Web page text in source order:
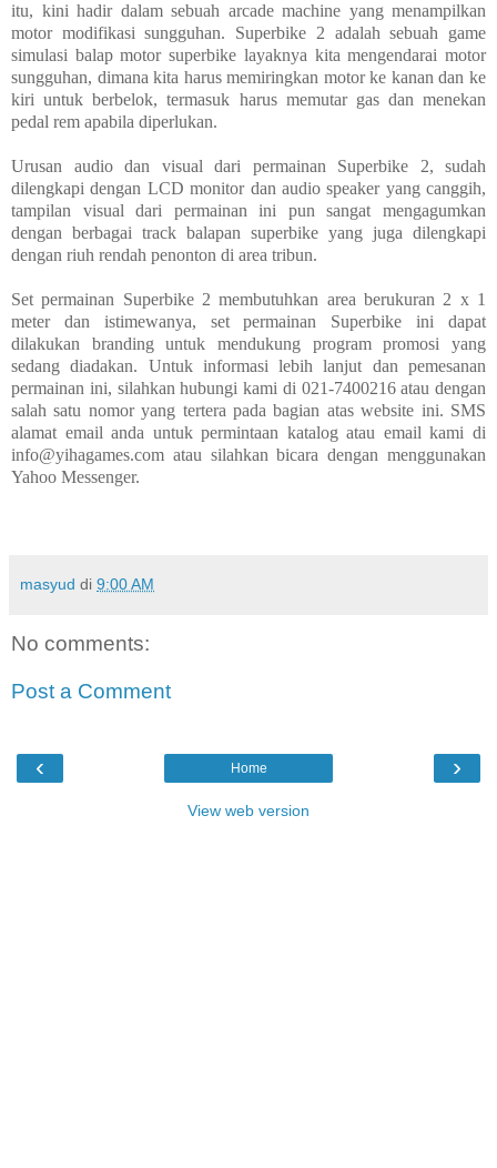
itu, kini hadir dalam sebuah arcade machine yang menampilkan
motor modifikasi sungguhan. Superbike 2 adalah sebuah game
simulasi balap motor superbike layaknya kita mengendarai motor
sungguhan, dimana kita harus memiringkan motor ke kanan dan ke
kiri untuk berbelok, termasuk harus memutar gas dan menekan
pedal rem apabila diperlukan.
Urusan audio dan visual dari permainan Superbike 2, sudah
dilengkapi dengan LCD monitor dan audio speaker yang canggih,
tampilan visual dari permainan ini pun sangat mengagumkan
dengan berbagai track balapan superbike yang juga dilengkapi
dengan riuh rendah penonton di area tribun.
Set permainan Superbike 2 membutuhkan area berukuran 2 x 1
meter dan istimewanya, set permainan Superbike ini dapat
dilakukan branding untuk mendukung program promosi yang
sedang diadakan. Untuk informasi lebih lanjut dan pemesanan
permainan ini, silahkan hubungi kami di 021-7400216 atau dengan
salah satu nomor yang tertera pada bagian atas website ini. SMS
alamat email anda untuk permintaan katalog atau email kami di
info@yihagames.com atau silahkan bicara dengan menggunakan
Yahoo Messenger.
masyud di 9:00 AM
No comments:
Post a Comment
‹ ›
Home
View web version